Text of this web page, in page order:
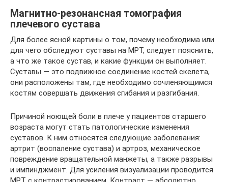
Магнитно-резонансная томография
плечевого сустава
Для более ясной картины о том, почему необходима или
для чего обследуют суставы на МРТ, следует пояснить,
а что же такое сустав, и какие функции он выполняет.
Суставы — это подвижное соединение костей скелета,
они расположены там, где необходимо сочленяющимся
костям совершать движения сгибания и разгибания.
Причиной ноющей боли в плече у пациентов старшего
возраста могут стать патологические изменения
суставов. К ним относятся следующие заболевания:
артрит (воспаление сустава) и артроз, механическое
повреждение вращательной манжеты, а также разрывы
и импинджмент. Для усиления визуализации проводится